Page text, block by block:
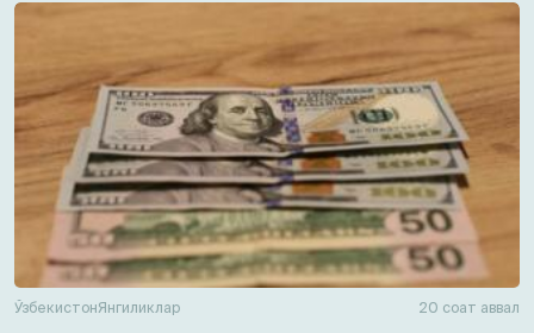
ЎзбекистонЯнгиликлар 20 соат аввал